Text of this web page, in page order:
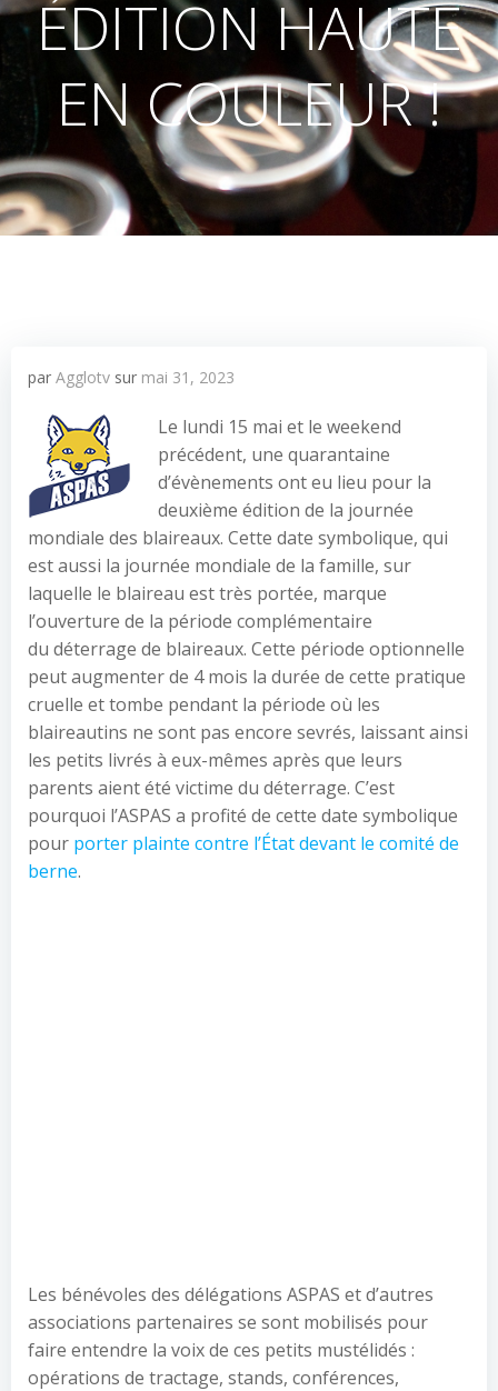
ÉDITION HAUTE
EN COULEUR !
par Agglotv sur mai 31, 2023
Le lundi 15 mai et le weekend
précédent, une quarantaine
d’évènements ont eu lieu pour la
deuxième édition de la journée
mondiale des blaireaux. Cette date symbolique, qui
est aussi la journée mondiale de la famille, sur
laquelle le blaireau est très portée, marque
l’ouverture de la période complémentaire
du déterrage de blaireaux. Cette période optionnelle
peut augmenter de 4 mois la durée de cette pratique
cruelle et tombe pendant la période où les
blaireautins ne sont pas encore sevrés, laissant ainsi
les petits livrés à eux-mêmes après que leurs
parents aient été victime du déterrage. C’est
pourquoi l’ASPAS a profité de cette date symbolique
pour porter plainte contre l’État devant le comité de
berne.
Les bénévoles des délégations ASPAS et d’autres
associations partenaires se sont mobilisés pour
faire entendre la voix de ces petits mustélidés :
opérations de tractage, stands, conférences,